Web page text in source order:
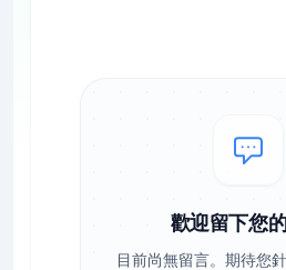
歡迎留下您
目前尚無留言。期待您